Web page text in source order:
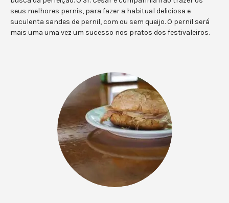
seus melhores pernis, para fazer a habitual deliciosa e
suculenta sandes de pernil, com ou sem queijo. O pernil será
mais uma uma vez um sucesso nos pratos dos festivaleiros.